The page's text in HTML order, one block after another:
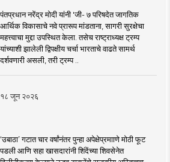
पंतप्रधान नरेंद्र मोदी यांनी 'जी- ७ परिषदेत जागतिक
आर्थिक विकासाचे नवे प्रारूप मांडताना, सागरी सुरक्षेचा
महत्त्वाचा मुद्दा उपस्थित केला. तसेच राष्ट्राध्यक्ष ट्रम्प
यांच्याशी झालेली द्विपक्षीय चर्चा भारताचे वाढते सामर्थ
दर्शवणारी असली, तरी ट्रम्प ..
१८ जून २०२६
‘उबाठा’ गटात चार वर्षांनंतर पुन्हा अपेक्षेप्रमााणे मोठी फूट
पडली आणि सहा खासदारांनी शिंदेंच्या शिवसेनेत